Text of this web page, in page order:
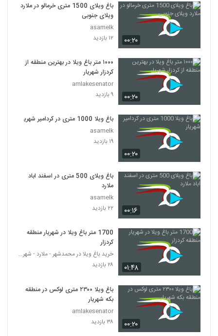
۰۰:۲۰
باغ ویلای 1500 متری خرمالو در ملارد
ویلای جنوبی
asamelk
۱۲ بازدید
۰۰:۲۰
۱۰۰۰ متر باغ ویلا در بهترین منطقه از
کردزار شهریار
amlakesenator
۹ بازدید
۰۰:۲۰
باغ ویلا 1000 متری در کردامیر شهریار
asamelk
۱۹ بازدید
۰۰:۱۶
باغ ویلای 500 متری در اسفند اباد
ملارد
asamelk
۲۲ بازدید
۰۱:۴۸
1700 متر باغ ویلا در شهریار منطقه
کردزار
خرید باغ ویلا در محمدشهر - ملارد - شهریار
۲۸ بازدید
۰۰:۲۰
باغ ویلا ۲۳۰۰ متری لوکس در منطقه
بکه شهریار
amlakesenator
۳۸ بازدید